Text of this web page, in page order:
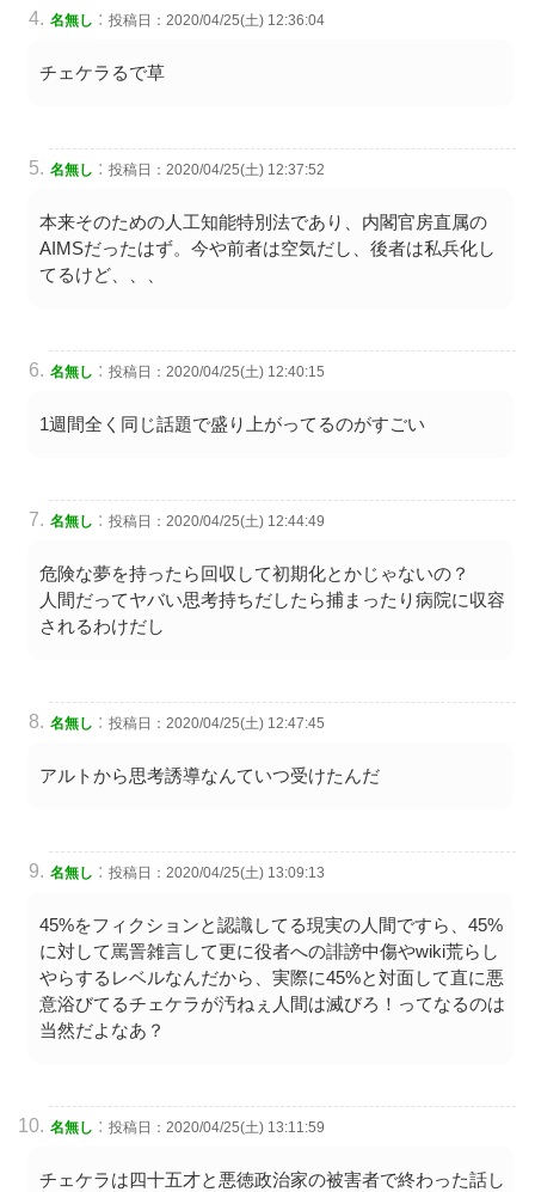
名無し : 投稿日：2020/04/25(土) 12:36:04
チェケラるで草
名無し : 投稿日：2020/04/25(土) 12:37:52
本来そのための人工知能特別法であり、内閣官房直属の
AIMSだったはず。今や前者は空気だし、後者は私兵化し
てるけど、、、
名無し : 投稿日：2020/04/25(土) 12:40:15
1週間全く同じ話題で盛り上がってるのがすごい
名無し : 投稿日：2020/04/25(土) 12:44:49
危険な夢を持ったら回収して初期化とかじゃないの？
人間だってヤバい思考持ちだしたら捕まったり病院に収容
されるわけだし
名無し : 投稿日：2020/04/25(土) 12:47:45
アルトから思考誘導なんていつ受けたんだ
名無し : 投稿日：2020/04/25(土) 13:09:13
45%をフィクションと認識してる現実の人間ですら、45%
に対して罵詈雑言して更に役者への誹謗中傷やwiki荒らし
やらするレベルなんだから、実際に45%と対面して直に悪
意浴びてるチェケラが汚ねぇ人間は滅びろ！ってなるのは
当然だよなあ？
名無し : 投稿日：2020/04/25(土) 13:11:59
チェケラは四十五才と悪徳政治家の被害者で終わった話し